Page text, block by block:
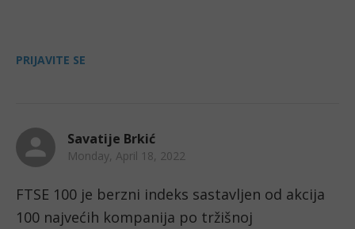
PRIJAVITE SE
Savatije Brkić
Monday, April 18, 2022
FTSE 100 je berzni indeks sastavljen od akcija
100 najvećih kompanija po tržišnoj